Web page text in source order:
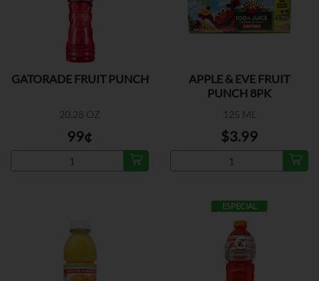
GATORADE FRUIT PUNCH
20.28 OZ
99¢
APPLE & EVE FRUIT
PUNCH 8PK
125 ML
$3.99
ESPECIAL